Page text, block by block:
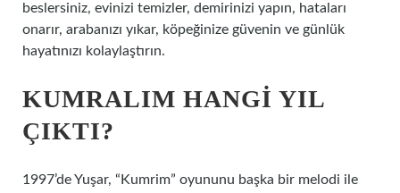
beslersiniz, evinizi temizler, demirinizi yapın, hataları
onarır, arabanızı yıkar, köpeğinize güvenin ve günlük
hayatınızı kolaylaştırın.
KUMRALIM HANGI YIL
ÇIKTI?
1997’de Yuşar, “Kumrim” oyununu başka bir melodi ile